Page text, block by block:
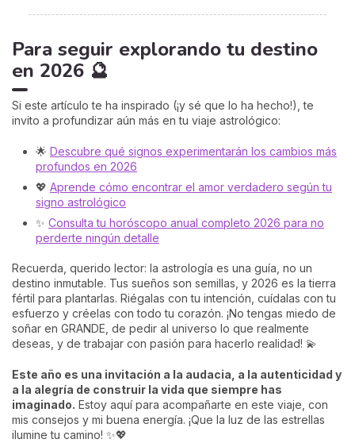
Para seguir explorando tu destino
en 2026 🔮
Si este artículo te ha inspirado (¡y sé que lo ha hecho!), te
invito a profundizar aún más en tu viaje astrológico:
🌟 Descubre qué signos experimentarán los cambios más
profundos en 2026
💖 Aprende cómo encontrar el amor verdadero según tu
signo astrológico
✨ Consulta tu horóscopo anual completo 2026 para no
perderte ningún detalle
Recuerda, querido lector: la astrología es una guía, no un
destino inmutable. Tus sueños son semillas, y 2026 es la tierra
fértil para plantarlas. Riégalas con tu intención, cuídalas con tu
esfuerzo y créelas con todo tu corazón. ¡No tengas miedo de
soñar en GRANDE, de pedir al universo lo que realmente
deseas, y de trabajar con pasión para hacerlo realidad! 💫
Este año es una invitación a la audacia, a la autenticidad y
a la alegría de construir la vida que siempre has
imaginado. Estoy aquí para acompañarte en este viaje, con
mis consejos y mi buena energía. ¡Que la luz de las estrellas
ilumine tu camino! ✨💖